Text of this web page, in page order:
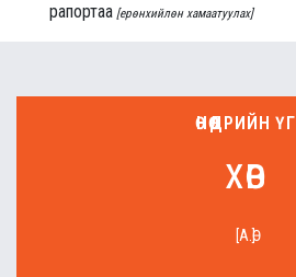
рапортаа [ерөнхийлөн хамаатуулах]
ӨНӨӨДРИЙН ҮГ
хөв
[А.Ө]